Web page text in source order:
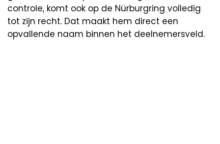
controle, komt ook op de Nürburgring volledig
tot zijn recht. Dat maakt hem direct een
opvallende naam binnen het deelnemersveld.